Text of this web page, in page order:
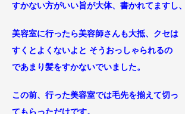
すかない方がいい旨が大体、 書かれてますし、
美容室に行ったら美容師さんも大抵、クセは
すくとよくないよと そう おっしゃられるの
であまり髪をすかないでいました。
この前、行った美容室では毛先を揃えて切っ
てもらっただけです。